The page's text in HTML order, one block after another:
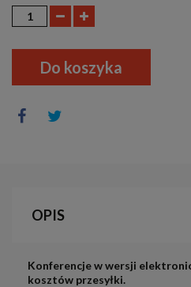
Do koszyka
OPIS
Konferencje w wersji
kosztów przesyłki.